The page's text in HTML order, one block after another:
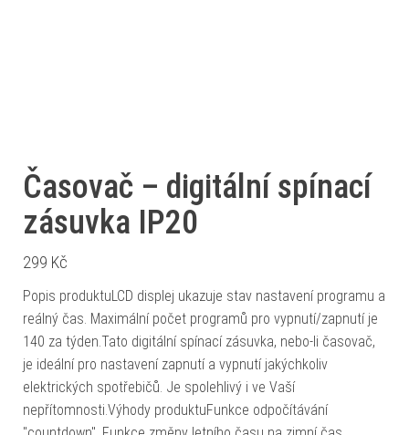
Časovač – digitální spínací
zásuvka IP20
299 Kč
Popis produktuLCD displej ukazuje stav nastavení programu a
reálný čas. Maximální počet programů pro vypnutí/zapnutí je
140 za týden.Tato digitální spínací zásuvka, nebo-li časovač,
je ideální pro nastavení zapnutí a vypnutí jakýchkoliv
elektrických spotřebičů. Je spolehlivý i ve Vaší
nepřítomnosti.Výhody produktuFunkce odpočítávání